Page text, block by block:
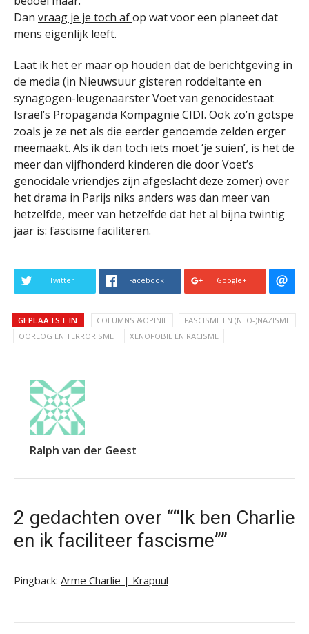
Dan vraag je je toch afop wat voor een planeet dat
mens eigenlijk leeft.
Laat ik het er maar op houden dat de berichtgeving in
de media (in Nieuwsuur gisteren roddeltante en
synagogen-leugenaarster Voet van genocidestaat
Israël’s Propaganda Kompagnie CIDI. Ook zo’n gotspe
zoals je ze net als die eerder genoemde zelden erger
meemaakt. Als ik dan toch iets moet ‘je suien’, is het de
meer dan vijfhonderd kinderen die door Voet’s
genocidale vriendjes zijn afgeslacht deze zomer) over
het drama in Parijs niks anders was dan meer van
hetzelfde, meer van hetzelfde dat het al bijna twintig
jaar is: fascisme faciliteren.
Twitter Facebook Google+
GEPLAATST IN COLUMNS &OPINIE
FASCISME EN (NEO-)NAZISME
OORLOG EN TERRORISME
XENOFOBIE EN RACISME
Ralph van der Geest
2 gedachten over ““Ik ben Charlie
en ik faciliteer fascisme””
Pingback: Arme Charlie | Krapuul